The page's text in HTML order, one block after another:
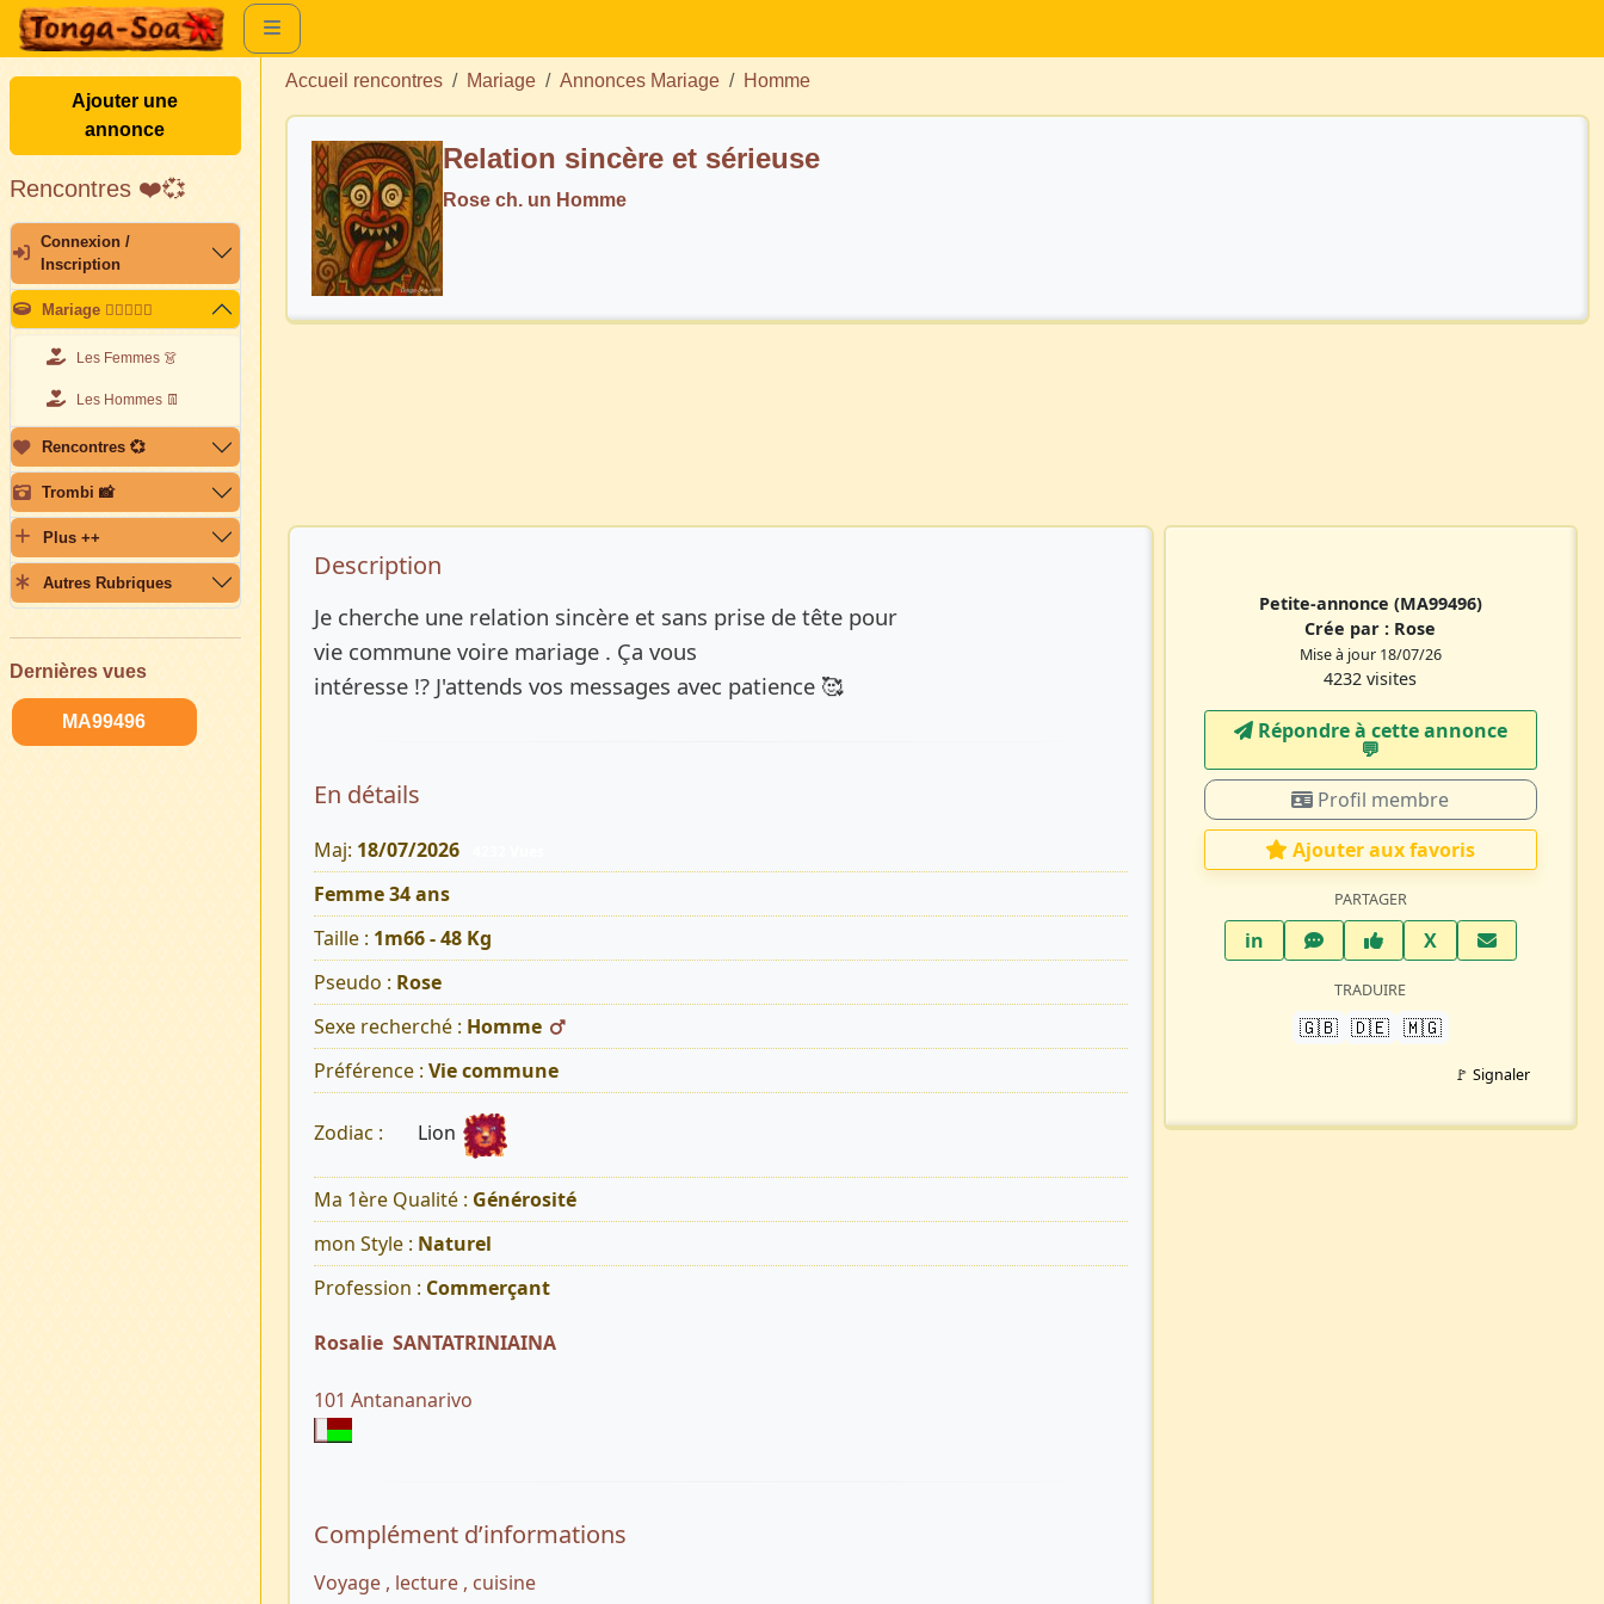
Ajouter une
annonce
Rencontres ❤️💞
Connexion /
Inscription
Mariage 👩🏽‍❤️‍👨🏽
Les Femmes 👗
Les Hommes 👖
Rencontres 💞
Trombi 📸
Plus ++
Autres Rubriques
Dernières vues
MA99496
Accueil rencontres Mariage Annonces Mariage Homme
Relation sincère et sérieuse
Rose ch. un Homme
Description de l’annonce
Description
Je cherche une relation sincère et sans prise de tête pour
vie commune voire mariage . Ça vous
intéresse !? J'attends vos messages avec patience 🥰
En détails
Maj: 18/07/2026
Femme 34 ans
Taille : 1m66 - 48 Kg
Pseudo : Rose
Sexe recherché : Homme
Préférence : Vie commune
Zodiac : Lion
Ma 1ère Qualité : Générosité
mon Style : Naturel
Profession : Commerçant
Rosalie SANTATRINIAINA
101 Antananarivo
Complément d’informations
Voyage , lecture , cuisine
Petite-annonce (MA99496)
Crée par : Rose
Mise à jour 18/07/26
4232 visites
Répondre à cette annonce
💬​
Profil membre
Ajouter aux favoris
PARTAGER
inLinkedInWhatsAppFacebook
XTwitter X
TRADUIRE
🇬🇧 🇩🇪 🇲🇬
🚩 Signaler